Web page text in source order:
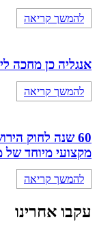
להמשך קריאה
אנגליה כן מחכה לי
להמשך קריאה
60 שנה לחוק
מקצועי מיוחד של
להמשך קריאה
עקבו אחרינו